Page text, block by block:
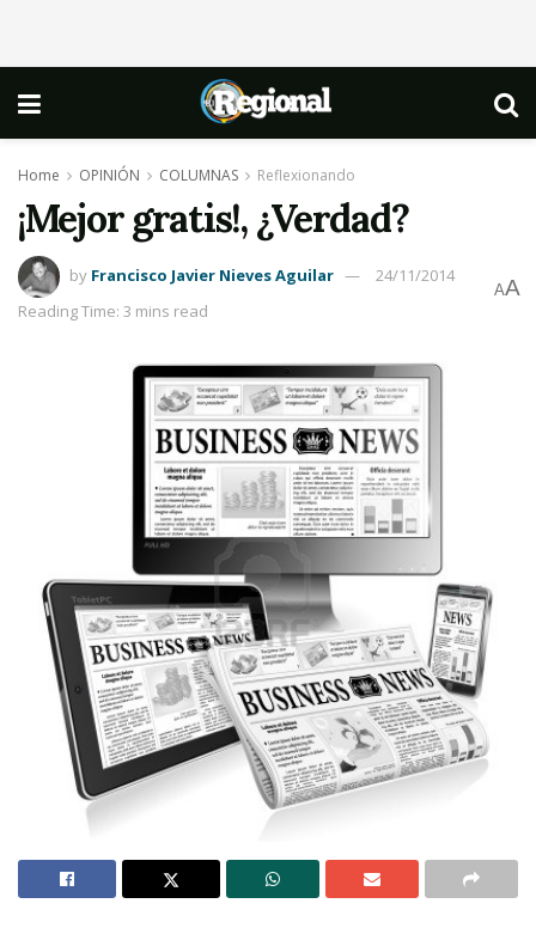
Home OPINIÓN COLUMNAS Reflexionando
¡Mejor gratis!, ¿Verdad?
by Francisco Javier Nieves Aguilar
24/11/2014
Reading Time: 3 mins read
AA